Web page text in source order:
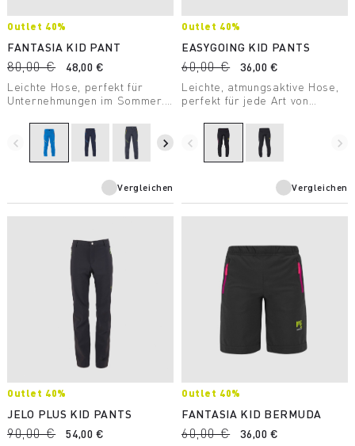
Outlet 40%
FANTASIA KID PANT
80,00 €
48,00 €
Leichte Hose, perfekt für
Unternehmungen im Sommer.
bequemem K-Stretch
Material, das durch DWR-
Behandlung wasser- und
navigate_before navigate_next
Vergleichen
Outlet 40%
EASYGOING KID PANTS
60,00 €
36,00 €
Leichte, atmungsaktive Hose,
perfekt für jede Art von
Sommer. Das Material sorgt
für maximale
Bewegungsfreiheit und bietet
navigate_before navigate_next
Vergleichen
Outlet 40%
JELO PLUS KID PANTS
90,00 € 54,00 €
Outlet 40%
FANTASIA KID BERMUDA
60,00 €
36,00 €